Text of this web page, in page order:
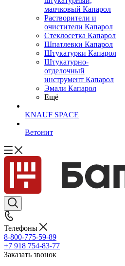
маячковый Капарол
Растворители и
очистители Капарол
Cтеклосетка Капарол
Шпатлевки Капарол
Штукатурки Капарол
Штукатурно-
отделочный
инструмент Капарол
Эмали Капарол
Ещё
KNAUF SPACE
Ветонит
Телефоны
8-800-775-59-89
+7 918 754-83-77
Заказать звонок